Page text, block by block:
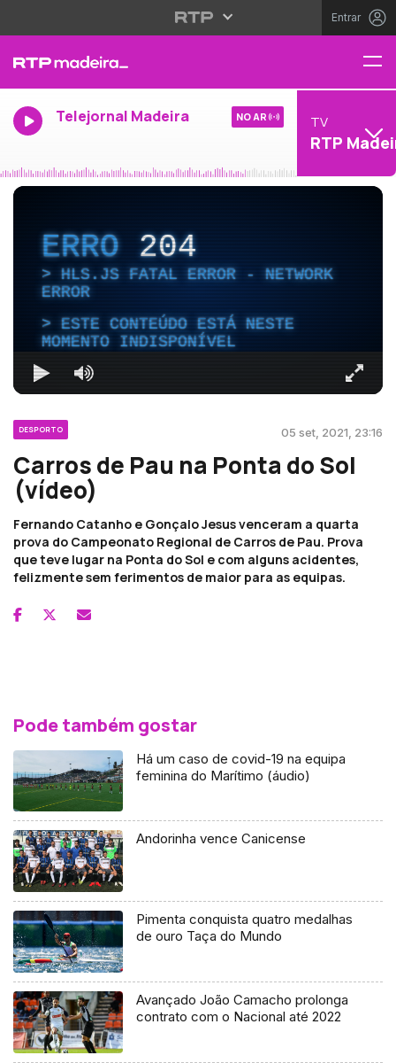
Entrar
Telejornal Madeira NO AR TV
RTP
ERRO204
HLS.JS FATAL ERROR - NETWORK
ERROR
ESTE CONTEÚDO ESTÁ NESTE
MOMENTO INDISPONÍVEL
DESPORTO 05 set, 2021, 23:16
Carros de Pau na Ponta do Sol
(vídeo)
Fernando Catanho e Gonçalo Jesus venceram a quarta
prova do Campeonato Regional de Carros de Pau. Prova
que teve lugar na Ponta do Sol e com alguns acidentes,
felizmente sem ferimentos de maior para as equipas.
Pode também gostar
Há um caso de covid-19 na equipa
feminina do Marítimo (áudio)
Andorinha vence Canicense
Pimenta conquista quatro medalhas
de ouro Taça do Mundo
Avançado João Camacho prolonga
contrato com o Nacional até 2022